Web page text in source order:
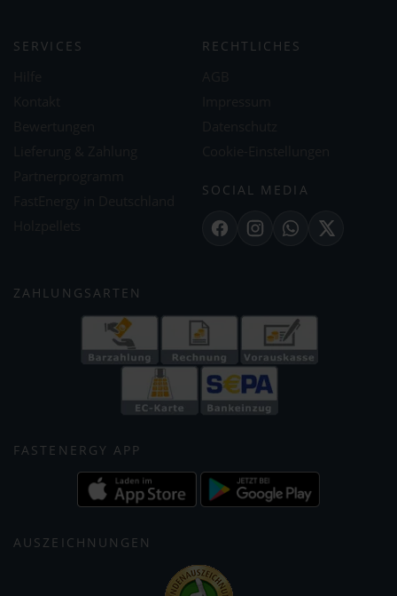
SERVICES RECHTLICHES
SOCIAL MEDIA
FacebookInstagramWhatsApp
X
ZAHLUNGSARTEN
FASTENERGY APP
AUSZEICHNUNGEN